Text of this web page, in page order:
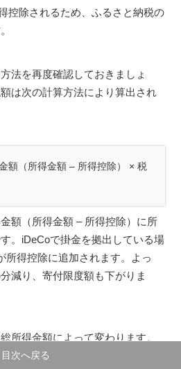
控除されるため、ふるさと納税の
法を再度確認しておきましょ
は次の計算方法により算出され
額（所得金額 – 所得控除） × 税
額（所得金額 – 所得控除）に所
。iDeCoで掛金を拠出している場
所得控除に追加されます。よっ
減り、寄付限度額も下がりま
所得金額によって変わります。
目次へ戻る